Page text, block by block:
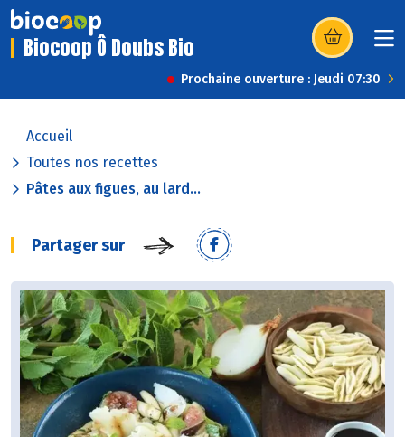
Biocoop Ô Doubs Bio (s’ouvre dans
Prochaine ouverture : Jeudi 07:30
Accueil
Toutes nos recettes
Pâtes aux figues, au lard...
Partager sur